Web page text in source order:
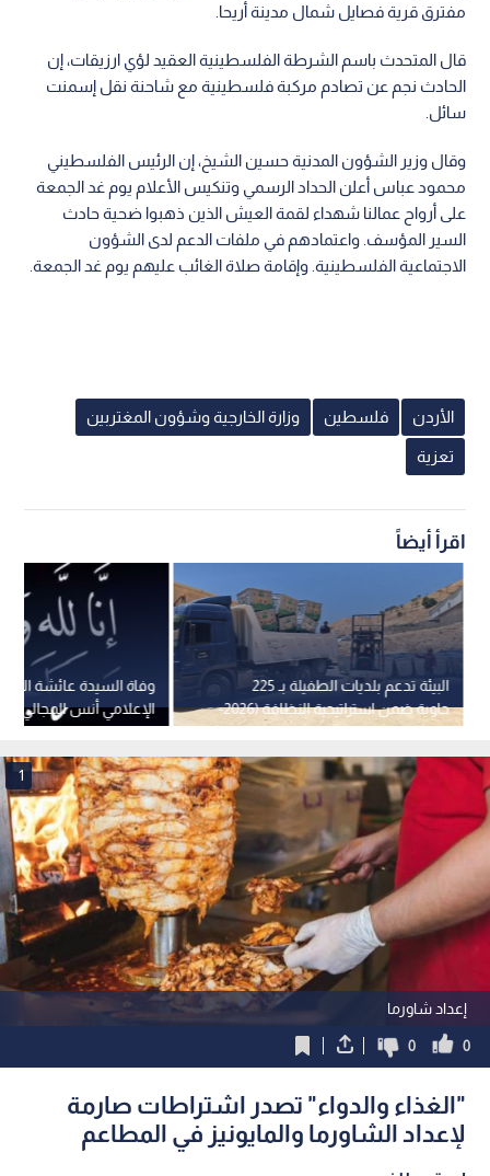
مفترق قرية فصايل شمال مدينة أريحا.
قال المتحدث باسم الشرطة الفلسطينية العقيد لؤي ارزيقات، إن
الحادث نجم عن تصادم مركبة فلسطينية مع شاحنة نقل إسمنت
سائل.
وقال وزير الشؤون المدنية حسين الشيخ، إن الرئيس الفلسطيني
محمود عباس أعلن الحداد الرسمي وتنكيس الأعلام يوم غد الجمعة
على أرواح عمالنا شهداء لقمة العيش الذين ذهبوا ضحية حادث
السير المؤسف. واعتمادهم في ملفات الدعم لدى الشؤون
الاجتماعية الفلسطينية. وإقامة صلاة الغائب عليهم يوم غد الجمعة.
الأردن فلسطين وزارة الخارجية وشؤون المغتربين
تعزية
اقرأ أيضاً
وفاة السيدة عائشة
الإعلامي أنس المجالي
البيئة تدعم بلديات الطفيلة بـ 225
حاوية ضمن استراتيجية النظافة (2026-
2027)
إعداد شاورما
1
0
0
"الغذاء والدواء" تصدر اشتراطات صارمة
لإعداد الشاورما والمايونيز في المطاعم